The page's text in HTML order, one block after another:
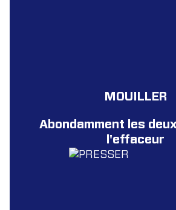
MOUILLER
Abondamment les
l'effaceur